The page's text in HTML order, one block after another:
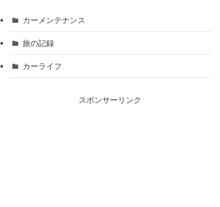
カーメンテナンス
旅の記録
カーライフ
スポンサーリンク